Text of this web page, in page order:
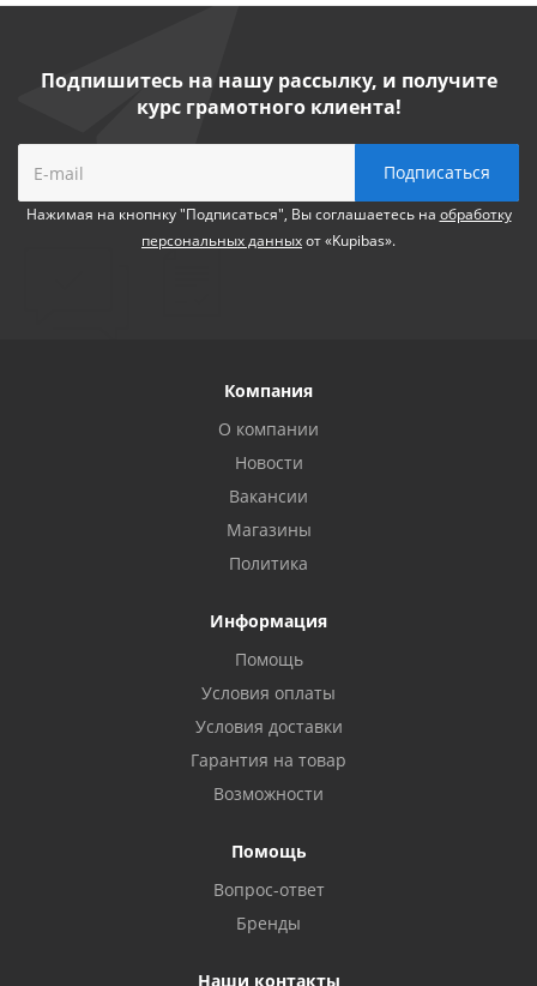
Подпишитесь на нашу рассылку, и получите
курс грамотного клиента!
Нажимая на кнопнку "Подписаться", Вы соглашаетесь на обработку
персональных данныхот «Kupibas».
Компания
О компании
Новости
Вакансии
Магазины
Политика
Информация
Помощь
Условия оплаты
Условия доставки
Гарантия на товар
Возможности
Помощь
Вопрос-ответ
Бренды
Наши контакты